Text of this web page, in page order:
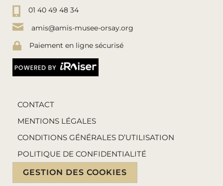
01 40 49 48 34
amis@amis-musee-orsay.org
Paiement en ligne sécurisé
CONTACT
MENTIONS LÉGALES
CONDITIONS GÉNÉRALES D’UTILISATION
POLITIQUE DE CONFIDENTIALITÉ
GESTION DES COOKIES